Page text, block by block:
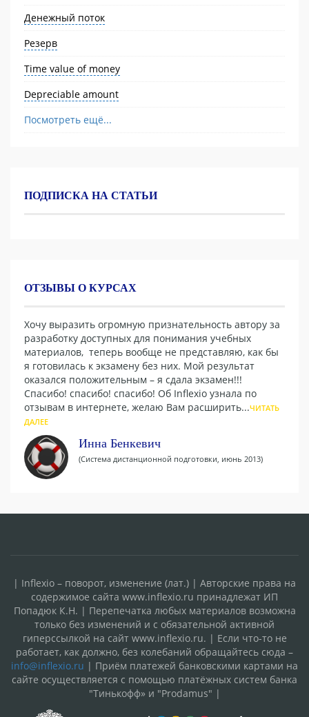
Денежный поток
Резерв
Time value of money
Depreciable amount
Посмотреть ещё...
ПОДПИСКА НА СТАТЬИ
ОТЗЫВЫ О КУРСАХ
Хочу выразить огромную признательность автору за
разработку доступных для понимания учебных
материалов, теперь вообще не представляю, как бы
я готовилась к экзамену без них. Мой результат
оказался положительным – я сдала экзамен!!!
Спасибо! спасибо! спасибо! Об Inflexio узнала по
отзывам в интернете, желаю Вам расширить...ЧИТАТЬ
ДАЛЕЕ
Инна Бенкевич
(Система дистанционной подготовки, июнь 2013)
| Inflexio – поворот, изменение (лат.) | Авторские права на
содержимое сайта www.inflexio.ru принадлежат ИП
Попадюк К.Н. | Перепечатка любых материалов возможна
только без изменений и с обязательной активной
гиперссылкой на сайт www.inflexio.ru. | Если что-то не
работает, как должно, без колебаний обращайтесь сюда –
info@inflexio.ru | Приём платежей банковскими картами на
сайте осуществляется с помощью платёжных систем банка
"Тинькофф» и "Prodamus" |